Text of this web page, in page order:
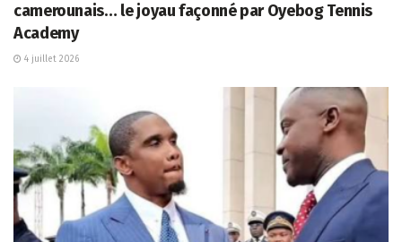
camerounais… le joyau façonné par Oyebog Tennis
Academy
4 juillet 2026